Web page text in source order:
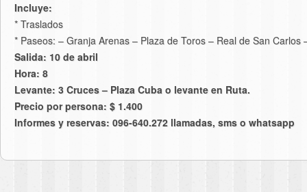
Incluye:
* Traslados
* Paseos: – Granja Arenas – Plaza de Toros – Real de San Carlos
Salida: 10 de abril
Hora: 8
Levante: 3 Cruces – Plaza Cuba o levante en Ruta.
Precio por persona: $ 1.400
Informes y reservas: 096-640.272 llamadas, sms o whatsapp